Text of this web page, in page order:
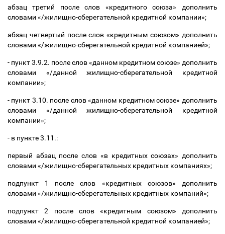
абзац третий после слов «кредитного союза» дополнить
словами «/жилищно-сберегательной кредитной компании»;
абзац четвертый после слов «кредитным союзом» дополнить
словами «/жилищно-сберегательной кредитной компанией»;
- пункт 3.9.2. после слов «данном кредитном союзе» дополнить
словами «/данной жилищно-сберегательной кредитной
компании»;
- пункт 3.10. после слов «данном кредитном союзе» дополнить
словами «/данной жилищно-сберегательной кредитной
компании»;
- в пункте 3.11.:
первый абзац после слов «в кредитных союзах» дополнить
словами «/жилищно-сберегательных кредитных компаниях»;
подпункт 1 после слов «кредитных союзов» дополнить
словами «/жилищно-сберегательных кредитных компаний»;
подпункт 2 после слов «кредитным союзом» дополнить
словами «/жилищно-сберегательной кредитной компанией»;